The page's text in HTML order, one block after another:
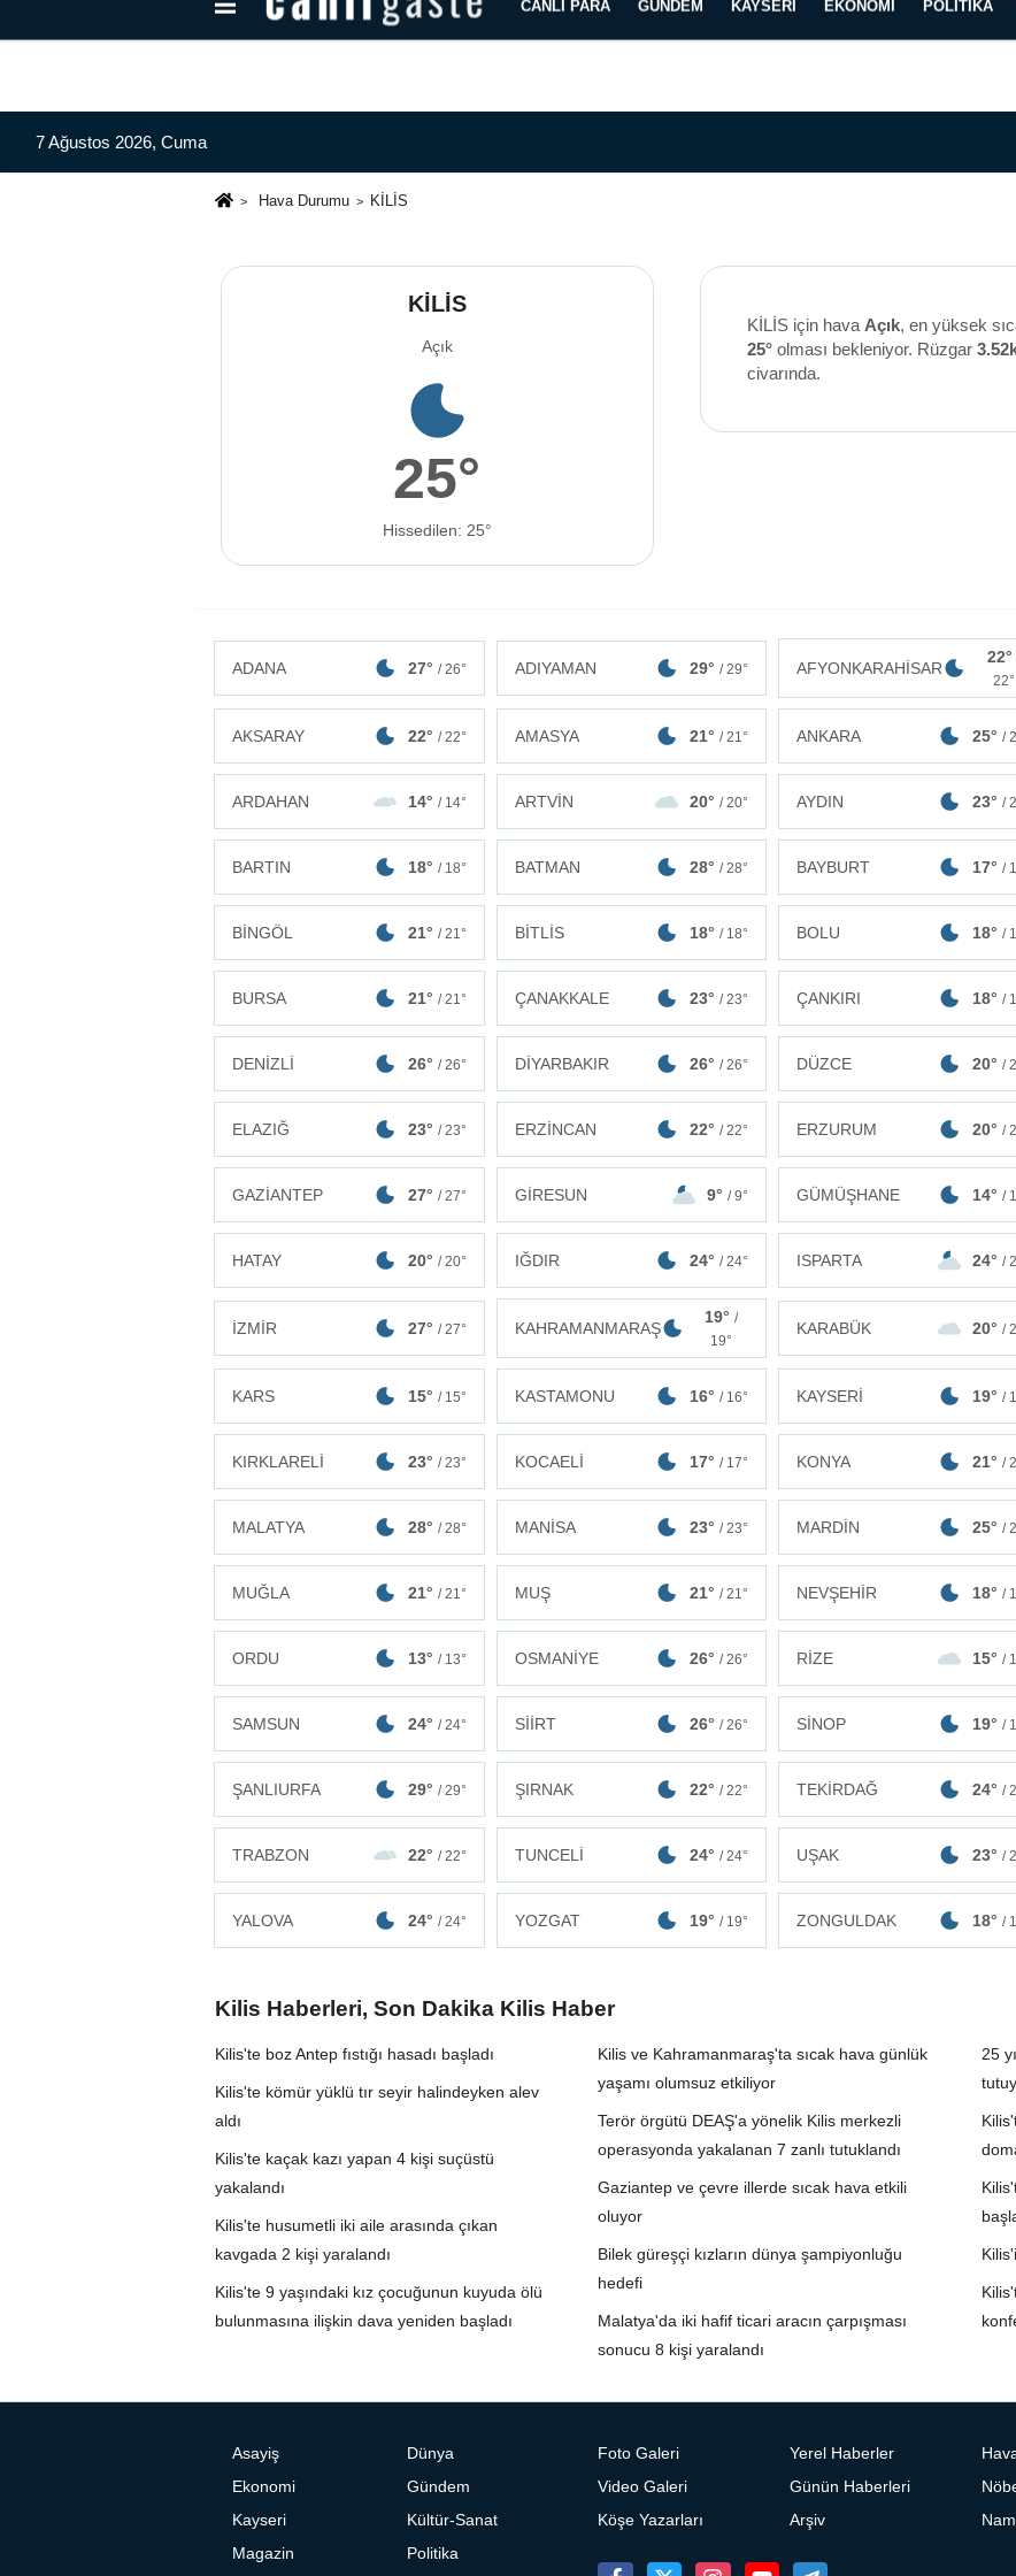
Kayseri Haberleri Can Radyo Dinle
CANLI PARA GÜNDEM KAYSERI EKONOMI POLITIKA
7 Ağustos 2026, Cuma
Hava Durumu KİLİS
KİLİS
Açık
25°
Hissedilen: 25°
KİLİS için hava Açık, en yüksek
25°olması bekleniyor. Rüzgar
civarında.
ADANA 27° / 26° ADIYAMAN 29° / 29° AFYONKARAHİSAR
22°
22°
AKSARAY 22° / 22° AMASYA 21° / 21° ANKARA 25° /
ARDAHAN 14° / 14° ARTVİN 20° / 20° AYDIN 23° /
BARTIN 18° / 18° BATMAN 28° / 28° BAYBURT 17° /
BİNGÖL 21° / 21° BİTLİS 18° / 18° BOLU 18° /
BURSA 21° / 21° ÇANAKKALE 23° / 23° ÇANKIRI 18° /
DENİZLİ 26° / 26° DİYARBAKIR 26° / 26° DÜZCE 20° /
ELAZIĞ 23° / 23° ERZİNCAN 22° / 22° ERZURUM 20° /
GAZİANTEP 27° / 27° GİRESUN 9° / 9° GÜMÜŞHANE 14° /
HATAY 20° / 20° IĞDIR 24° / 24° ISPARTA 24° /
İZMİR 27° / 27° KAHRAMANMARAŞ
19°/
19°
KARABÜK 20° /
KARS 15° / 15° KASTAMONU 16° / 16° KAYSERİ 19° /
KIRKLARELİ 23° / 23° KOCAELİ 17° / 17° KONYA 21° /
MALATYA 28° / 28° MANİSA 23° / 23° MARDİN 25° /
MUĞLA 21° / 21° MUŞ 21° / 21° NEVŞEHİR 18° /
ORDU 13° / 13° OSMANİYE 26° / 26° RİZE 15° /
SAMSUN 24° / 24° SİİRT 26° / 26° SİNOP 19° /
ŞANLIURFA 29° / 29° ŞIRNAK 22° / 22° TEKİRDAĞ 24° /
TRABZON 22° / 22° TUNCELİ 24° / 24° UŞAK 23° /
YALOVA 24° / 24° YOZGAT 19° / 19° ZONGULDAK 18° /
Kilis Haberleri, Son Dakika Kilis Haber
Kilis'te boz Antep fıstığı hasadı başladı
Kilis'te kömür yüklü tır seyir halindeyken alev
aldı
Kilis'te kaçak kazı yapan 4 kişi suçüstü
yakalandı
Kilis'te husumetli iki aile arasında çıkan
kavgada 2 kişi yaralandı
Kilis'te 9 yaşındaki kız çocuğunun kuyuda ölü
bulunmasına ilişkin dava yeniden başladı
Kilis ve Kahramanmaraş'ta sıcak hava günlük
yaşamı olumsuz etkiliyor
Terör örgütü DEAŞ'a yönelik Kilis merkezli
operasyonda yakalanan 7 zanlı tutuklandı
Gaziantep ve çevre illerde sıcak hava etkili
oluyor
Bilek güreşçi kızların dünya şampiyonluğu
hedefi
Malatya'da iki hafif ticari aracın çarpışması
sonucu 8 kişi yaralandı
25
Asayiş
Dünya
Ekonomi
Gündem
Kayseri
Kültür-Sanat
Magazin
Politika
Foto Galeri
Video Galeri
Köşe Yazarları
Yerel Haberler
Günün Haberleri
Arşiv